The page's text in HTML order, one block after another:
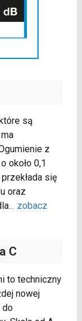
są
z
około 0,1
się
oraz
... zobacz
C
to techniczny
nowej
do